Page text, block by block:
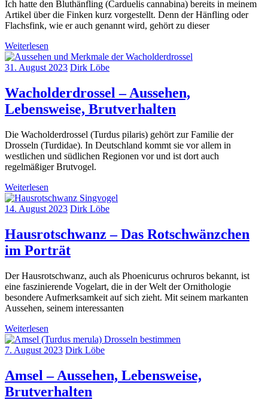
Ich hatte den Bluthänfling (Carduelis cannabina) bereits in meinem
Artikel über die Finken kurz vorgestellt. Denn der Hänfling oder
Flachsfink, wie er auch genannt wird, gehört zu dieser
Weiterlesen
31. August 2023 Dirk Löbe
Wacholderdrossel – Aussehen,
Lebensweise, Brutverhalten
Die Wacholderdrossel (Turdus pilaris) gehört zur Familie der
Drosseln (Turdidae). In Deutschland kommt sie vor allem in
westlichen und südlichen Regionen vor und ist dort auch
regelmäßiger Brutvogel.
Weiterlesen
14. August 2023 Dirk Löbe
Hausrotschwanz – Das Rotschwänzchen
im Porträt
Der Hausrotschwanz, auch als Phoenicurus ochruros bekannt, ist
eine faszinierende Vogelart, die in der Welt der Ornithologie
besondere Aufmerksamkeit auf sich zieht. Mit seinem markanten
Aussehen, seinem interessanten
Weiterlesen
7. August 2023 Dirk Löbe
Amsel – Aussehen, Lebensweise,
Brutverhalten